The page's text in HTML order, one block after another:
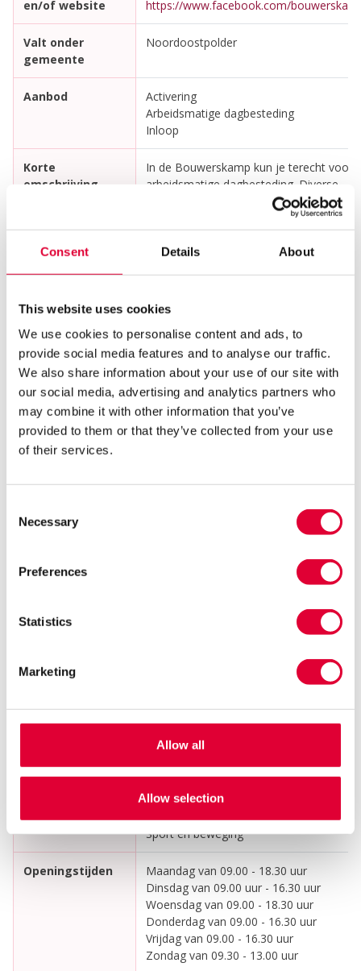
Consent Details About
This website uses cookies
We use cookies to personalise content and ads, to
provide social media features and to analyse our traffic.
We also share information about your use of our site with
our social media, advertising and analytics partners who
may combine it with other information that you’ve
provided to them or that they’ve collected from your use
of their services.
Selection
Necessary
Preferences
Statistics
Marketing
Allow all
Allow selection
en/of website
https://www.facebook.com/
Valt onder
gemeente
Noordoostpolder
Aanbod
Activering
Arbeidsmatige dagbesteding
Inloop
Korte
omschrijving
In de Bouwerskamp kun je terecht voor
arbeidsmatige dagbesteding. Diverse
creatieve activiteiten worden
zoals keramiek, de textielclub, kaarsen
maken en zeep maken. Bij IT Sociaal
worden websites gebouwd, flyers
woensdagavond en vrijdagmiddag wordt
geserveerd. Op de overige dagen is er
met verse broodjes, zelf bereid door
cliënten in de keuken.
Zondagochtend is De Bouwerskamp
geopend voor een kop koffie, en ’s
is er een gratis kom soep voor
Daarnaast is er een aanbod van
Dito (voorheen Herstelgroep) en
geopend voor iedereen die behoefte
aan gezelligheid voor een kop koffie, een
(Licht) verstandelijke beperking
Grafische vormgeving
Houtbewerking
Keuken
Leefstijltraining
Spelletjes
Sport en beweging
Openingstijden
Maandag van 09.00 - 18.30 uur
Dinsdag van 09.00 uur - 16.30 uur
Woensdag van 09.00 - 18.30 uur
Donderdag van 09.00 - 16.30 uur
Vrijdag van 09.00 - 16.30 uur
Zondag van 09.30 - 13.00 uur